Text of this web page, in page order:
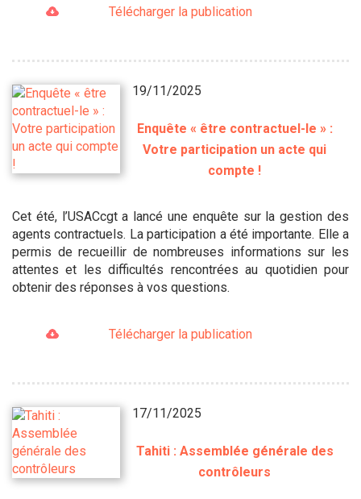
Télécharger la publication
19/11/2025
Enquête « être contractuel-le » :
Votre participation un acte qui
compte !
Cet été, l’USACcgt a lancé une enquête sur la gestion des
agents contractuels. La participation a été importante. Elle a
permis de recueillir de nombreuses informations sur les
attentes et les difficultés rencontrées au quotidien pour
obtenir des réponses à vos questions.
Télécharger la publication
17/11/2025
Tahiti : Assemblée générale des
contrôleurs